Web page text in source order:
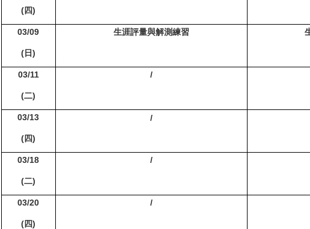
(四)
03/09
(日)
生涯評量與解測練習
03/11
(二)
/
03/13
(四)
/
03/18
(二)
/
03/20
(四)
/